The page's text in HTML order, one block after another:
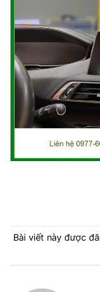
Bài viết này được